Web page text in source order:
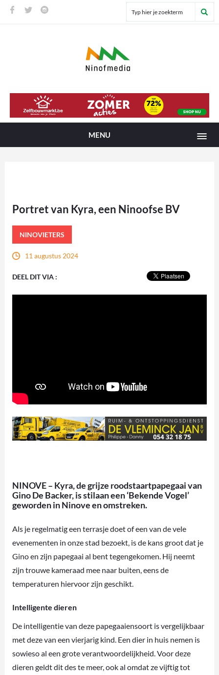
MENU
Portret van Kyra, een Ninoofse BV
NINOVIETERS
11 augustus 2024
DEEL DIT VIA :
NINOVE – Kyra, de grijze roodstaartpapegaai van
Gino De Backer, is stilaan een ‘Bekende Vogel’
geworden in Ninove en omstreken.
Als je regelmatig een terrasje doet of een van de vele
evenementen in onze stad bezoekt, is de kans groot dat je
Gino en zijn papegaai al bent tegengekomen. Hij neemt
zijn trouwe kameraad mee naar buiten, eens de
temperaturen hiervoor zijn geschikt.
Intelligente dieren
De intelligentie van deze papegaaiensoort is vergelijkbaar
met deze van een vierjarig kind. Een dier in huis nemen is
sowieso al een grote verantwoordelijkheid. Voor deze
dieren geldt dit des te meer, ook al omdat ze vijftig tot